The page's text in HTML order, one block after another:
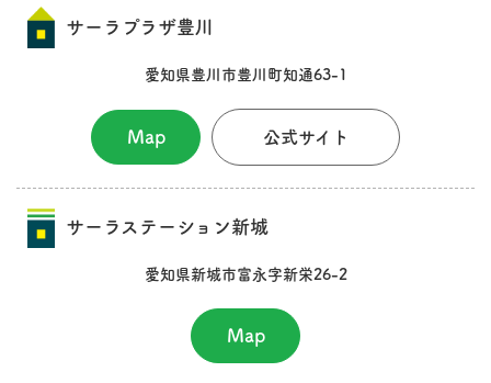
サーラプラザ豊川
愛知県豊川市豊川町知通63-1
Map 公式サイト
サーラステーション新城
愛知県新城市富永字新栄26-2
Map